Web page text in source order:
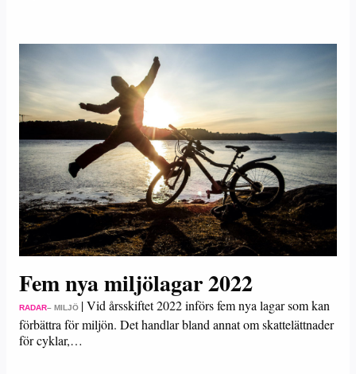
Fem nya miljölagar 2022
RADAR– MILJÖ |Vid årsskiftet 2022 införs fem nya lagar som kan
förbättra för miljön. Det handlar bland annat om skattelättnader
för cyklar,…